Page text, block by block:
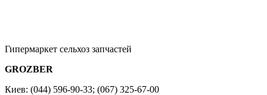
Гипермаркет сельхоз запчастей
GROZBER
Киев: (044) 596-90-33; (067) 325-67-00